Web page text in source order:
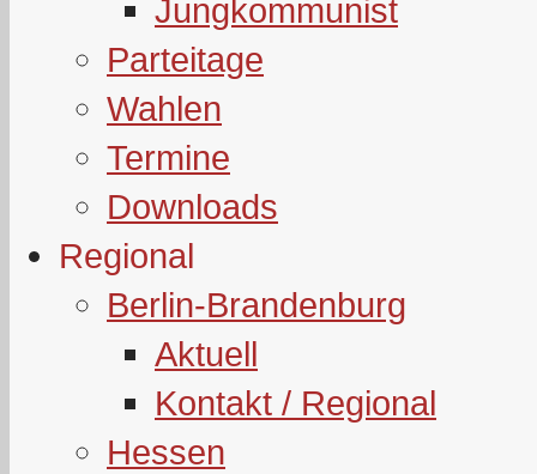
Jungkommunist
Parteitage
Wahlen
Termine
Downloads
Regional
Berlin-Brandenburg
Aktuell
Kontakt / Regional
Hessen